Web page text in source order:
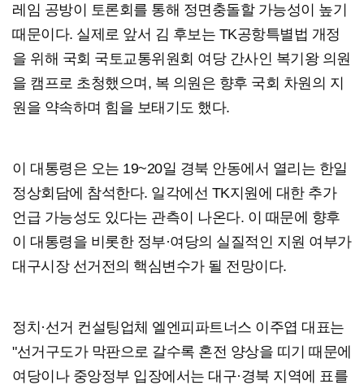
레임 공방이 토론회를 통해 정면충돌할 가능성이 높기
때문이다. 실제로 앞서 김 후보는 TK공항특별법 개정
을 위해 국회 국토교통위원회 여당 간사인 복기왕 의원
을 캠프로 초청했으며, 복 의원은 향후 국회 차원의 지
원을 약속하며 힘을 보태기도 했다.
이 대통령은 오는 19~20일 경북 안동에서 열리는 한일
정상회담에 참석한다. 일각에선 TK지원에 대한 추가
언급 가능성도 있다는 관측이 나온다. 이 때문에 향후
이 대통령을 비롯한 정부·여당의 실질적인 지원 여부가
대구시장 선거전의 핵심변수가 될 전망이다.
정치·선거 컨설팅업체 엘엔피파트너스 이주엽 대표는
"선거구도가 막판으로 갈수록 혼전 양상을 띠기 때문에
여당이나 중앙정부 입장에서는 대구·경북 지역에 표를